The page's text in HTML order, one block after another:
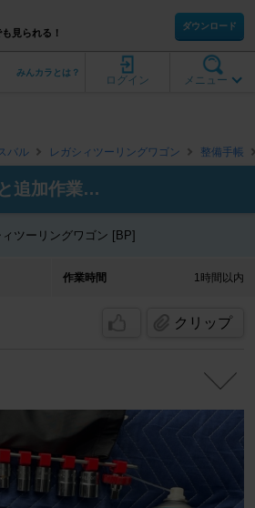
見られる！
ダウンロード
メニュー
ログイン
みんカラとは？
バル レガシィツーリングワゴン 整備手帳
追加作業…
ツーリングワゴン [BP]
作業時間 1時間以内
クリップ